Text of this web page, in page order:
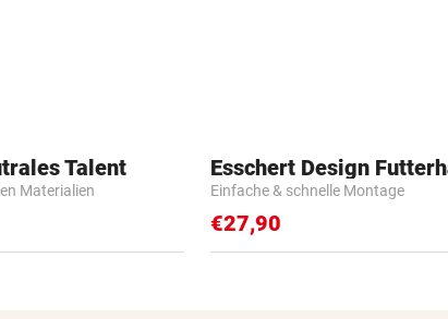
Talent
Materialien
Esschert Design
Einfache & schnelle Montage
€27,90